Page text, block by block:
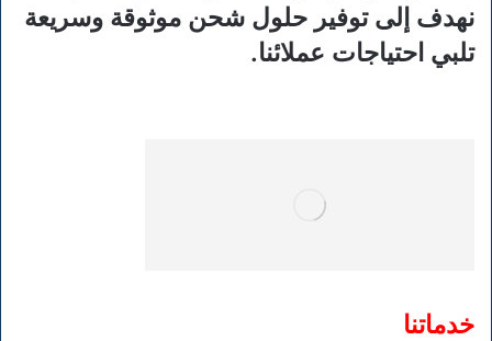
نهدف إلى توفير حلول شحن موثوقة وسريعة
تلبي احتياجات عملائنا.
خدماتنا